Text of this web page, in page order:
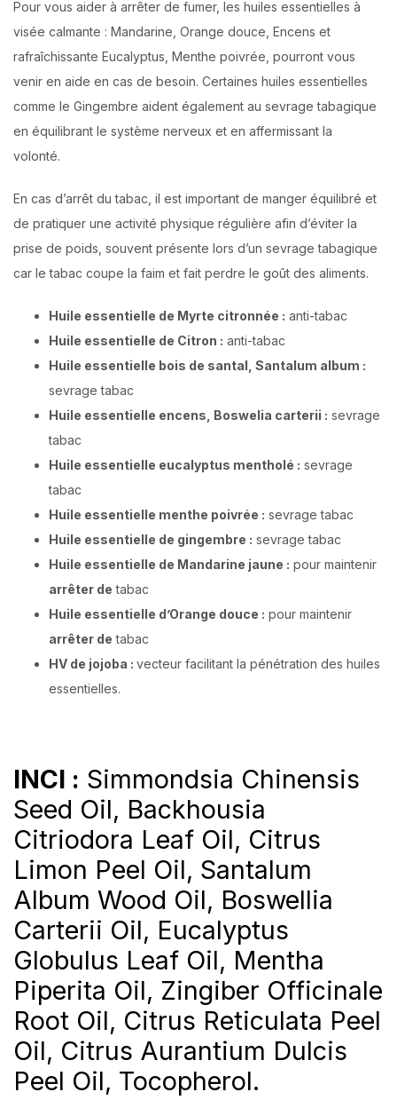
Pour vous aider à arrêter de fumer, les huiles essentielles à
visée calmante : Mandarine, Orange douce, Encens et
rafraîchissante Eucalyptus, Menthe poivrée, pourront vous
venir en aide en cas de besoin. Certaines huiles essentielles
comme le Gingembre aident également au sevrage tabagique
en équilibrant le système nerveux et en affermissant la
volonté.
En cas d’arrêt du tabac, il est important de manger équilibré et
de pratiquer une activité physique régulière afin d’éviter la
prise de poids, souvent présente lors d’un sevrage tabagique
car le tabac coupe la faim et fait perdre le goût des aliments.
Huile essentielle de Myrte citronnée : anti-tabac
Huile essentielle de Citron : anti-tabac
Huile essentielle bois de santal, Santalum album :
sevrage tabac
Huile essentielle encens, Boswelia carterii : sevrage
tabac
Huile essentielle eucalyptus mentholé : sevrage
tabac
Huile essentielle menthe poivrée : sevrage tabac
Huile essentielle de gingembre : sevrage tabac
Huile essentielle de Mandarine jaune : pour maintenir
arrêter de tabac
Huile essentielle d’Orange douce : pour maintenir
arrêter de tabac
HV de jojoba : vecteur facilitant la pénétration des huiles
essentielles.
INCI : Simmondsia Chinensis
Seed Oil, Backhousia
Citriodora Leaf Oil, Citrus
Limon Peel Oil, Santalum
Album Wood Oil, Boswellia
Carterii Oil, Eucalyptus
Globulus Leaf Oil, Mentha
Piperita Oil, Zingiber Officinale
Root Oil, Citrus Reticulata Peel
Oil, Citrus Aurantium Dulcis
Peel Oil, Tocopherol.